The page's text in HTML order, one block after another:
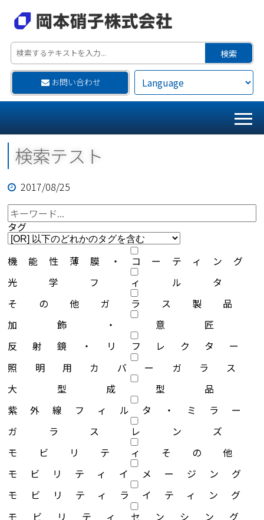
お問い合わせ
検索テスト
2017/08/25
タグ
機能性薄膜・コーティング
光学フィルタ
その他ガラス製品
加飾・意匠
反射鏡・リフレクター
照明用カバーガラス
大型成型品
紫外線フィルタ・ミラー
ガラスレンズ
モビリティその他
モビリティイメージング
モビリティライティング
モビリティセンシング